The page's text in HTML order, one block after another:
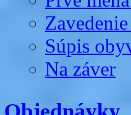
Súpis
Na záver